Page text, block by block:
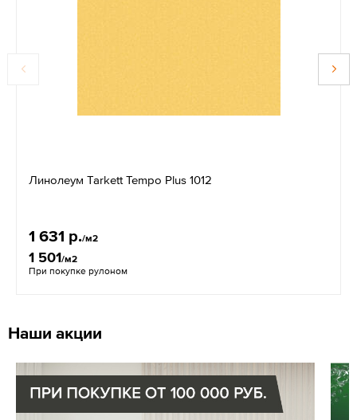
Линолеум Tarkett Tempo Plus 1012
1 631 р./м2
1 501/м2
При покупке рулоном
Наши акции